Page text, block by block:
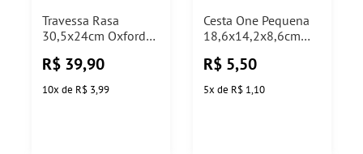
Travessa Rasa
30,5x24cm Oxford
R$ 39,90
10x de R$ 3,99
Cesta One Pequena
18,6x14,2x8,6cm
R$ 5,50
5x de R$ 1,10